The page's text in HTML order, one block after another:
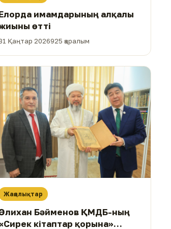
имамдарының алқалы
өтті
Қаңтар 2026925 қаралым
Жаңалықтар
Бәйменов ҚМДБ-ның
кітаптар қорына»